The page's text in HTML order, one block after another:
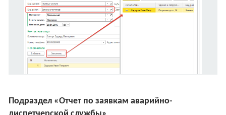
Подраздел «Отчет по заявкам аварийно-